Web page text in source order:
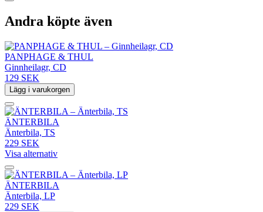
Andra köpte även
PANPHAGE & THUL
Ginnheilagr, CD
129 SEK
Lägg i varukorgen
ÄNTERBILA
Änterbila, TS
229 SEK
Visa alternativ
ÄNTERBILA
Änterbila, LP
229 SEK